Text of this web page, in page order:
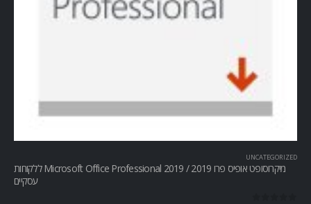
UNCATEGORIZED
מיקרוסופט אופיס פרו Microsoft Office Professional 2019 / 2019 ללקוחות
עסקיים